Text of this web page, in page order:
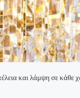
και λάμψη σε κάθε